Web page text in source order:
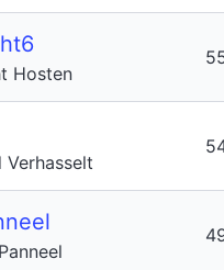
Hosten
Verhasselt